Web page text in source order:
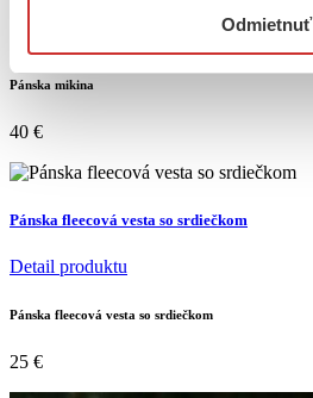
Odmietnuť
Pánska mikina
40 €
Pánska fleecová vesta so srdiečkom
Detail produktu
Pánska fleecová vesta so srdiečkom
25 €